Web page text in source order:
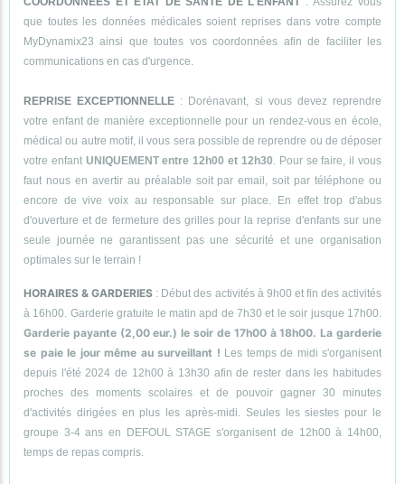
que toutes les données médicales soient reprises dans votre compte
MyDynamix23 ainsi que toutes vos coordonnées afin de faciliter les
communications en cas d'urgence.
REPRISE EXCEPTIONNELLE : Dorénavant, si vous devez reprendre
votre enfant de manière exceptionnelle pour un rendez-vous en école,
médical ou autre motif, il vous sera possible de reprendre ou de déposer
votre enfant UNIQUEMENT entre 12h00 et 12h30. Pour se faire, il vous
faut nous en avertir au préalable soit par email, soit par téléphone ou
encore de vive voix au responsable sur place. En effet trop d'abus
d'ouverture et de fermeture des grilles pour la reprise d'enfants sur une
seule journée ne garantissent pas une sécurité et une organisation
optimales sur le terrain !
HORAIRES & GARDERIES : Début des activités à 9h00 et fin des activités
à 16h00. Garderie gratuite le matin apd de 7h30 et le soir jusque 17h00.
Garderie payante (2,00 eur.) le soir de 17h00 à 18h00. La garderie
se paie le jour même au surveillant ! Les temps de midi s'organisent
depuis l'été 2024 de 12h00 à 13h30 afin de rester dans les habitudes
proches des moments scolaires et de pouvoir gagner 30 minutes
d'activités dirigées en plus les après-midi. Seules les siestes pour le
groupe 3-4 ans en DEFOUL STAGE s'organisent de 12h00 à 14h00,
temps de repas compris.